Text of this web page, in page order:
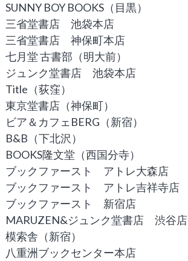
SUNNY BOY BOOKS（目黒）
三省堂書店 池袋本店
三省堂書店 神保町本店
七月堂 古書部（明大前）
ジュンク堂書店 池袋本店
Title（荻窪）
東京堂書店（神保町）
ビア＆カフェBERG（新宿）
B&B（下北沢）
BOOKS隆文堂（西国分寺）
ブックファースト アトレ大森店
ブックファースト アトレ吉祥寺店
ブックファースト 新宿店
MARUZEN&ジュンク堂書店 渋谷店
模索舎（新宿）
八重洲ブックセンター本店